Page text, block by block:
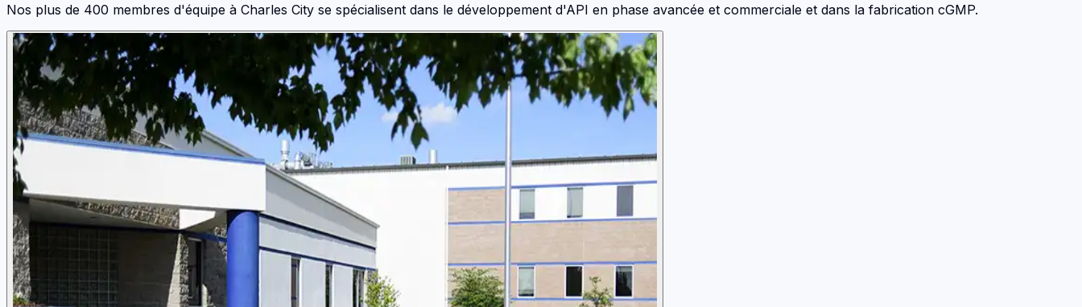
Nos plus de 400 membres d'équipe à Charles City se spécialisent dans le développement d'API en phase avancée et commerciale et dans la fabrication cGMP.